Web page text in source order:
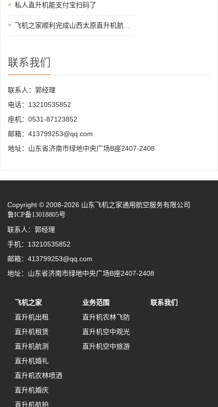
私人直升机能支付宝扫码了
联系我们
联系人：郭经理
电话：13210535852
座机：0531-87123852
邮箱：413799253@qq.com
地址：山东省济南市绿地中央广场B座2407-2408
Copyright © 2008-2026 山东飞机之家通用航空服务有限公司
鲁ICP备13018805号
联系人：郭经理
手机：13210535852
邮箱：413799253@qq.com
地址：山东省济南市绿地中央广场B座2407-2408
飞机之家
直升机出租
直升机租赁
直升机航测
直升机婚礼
直升机农林喷洒
直升机婚庆
直升机航拍
业务范围
直升机农林飞防
直升机空中观光
直升机空中旅游
联系我们